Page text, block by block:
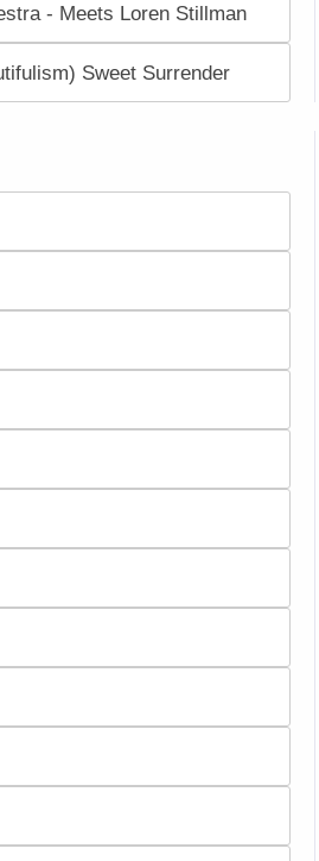
- Meets Loren Stillman
Sweet Surrender